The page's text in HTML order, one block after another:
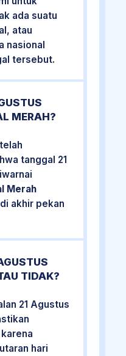
ada suatu
atau
nasional
tersebut.
MERAH?
tanggal 21
Merah
akhir pekan
TIDAK?
21 Agustus
karena
hari